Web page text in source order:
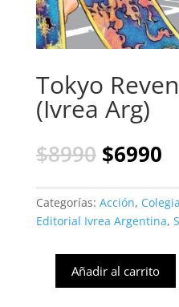
Tokyo
(Ivrea Arg)
$8990 El
precio
original
era:
$8990.
$6990El
Categorías: Acción,
Editorial Ivrea Argentina,
Añadir al carrito